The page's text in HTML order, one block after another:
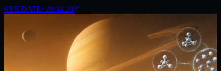
SYS.DATE: 20.04.2026